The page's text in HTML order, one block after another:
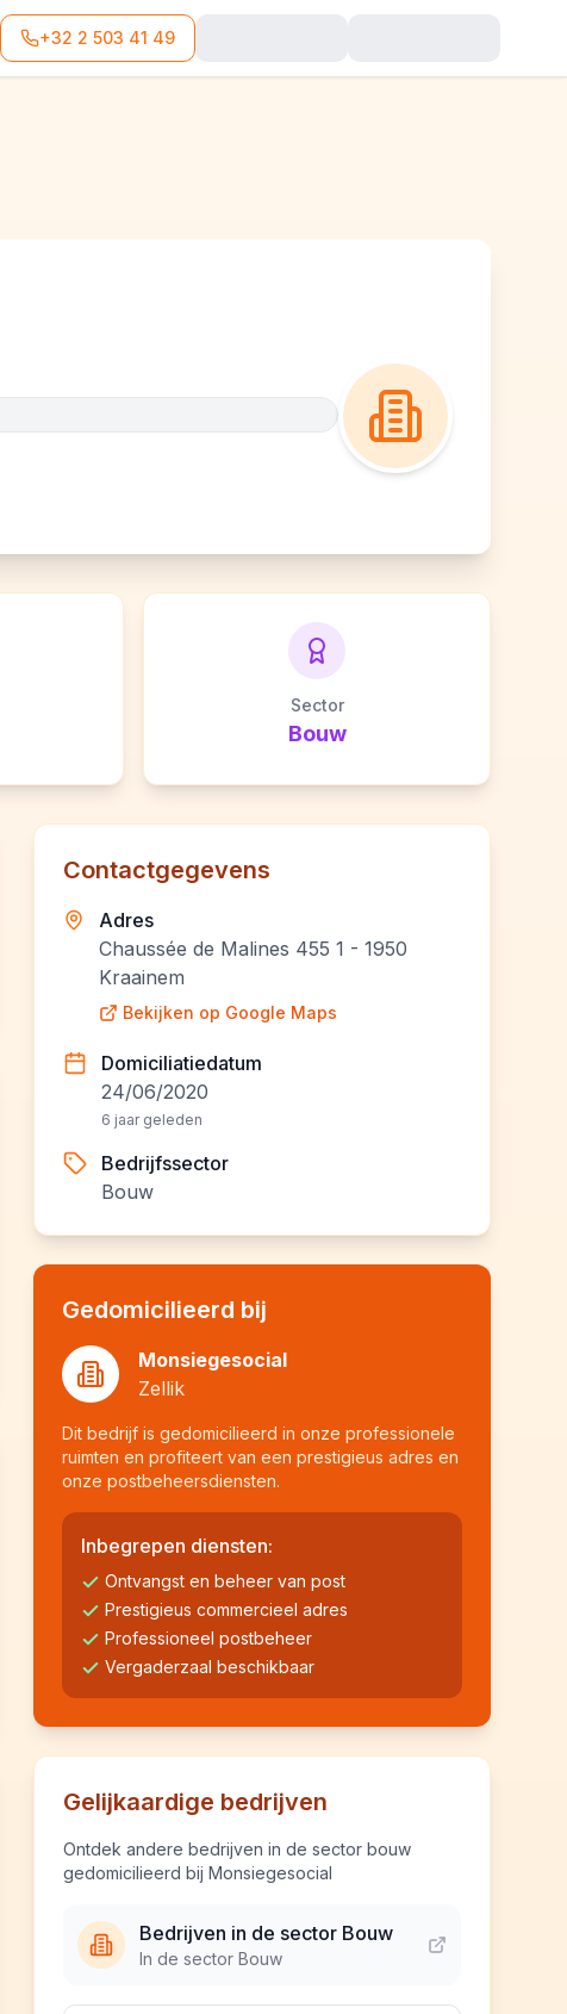
+32 2 503 41 49
Sector
Bouw
Contactgegevens
Adres
Chaussée de Malines 455 1 - 1950
Kraainem
Bekijken op Google Maps
Domiciliatiedatum
24/06/2020
6 jaar geleden
Bedrijfssector
Bouw
Gedomicilieerd bij
Monsiegesocial
Zellik
Dit bedrijf is gedomicilieerd in onze professionele
ruimten en profiteert van een prestigieus adres en
onze postbeheersdiensten.
Inbegrepen diensten:
Ontvangst en beheer van post
Prestigieus commercieel adres
Professioneel postbeheer
Vergaderzaal beschikbaar
Gelijkaardige bedrijven
Ontdek andere bedrijven in de sector bouw
gedomicilieerd bij Monsiegesocial
Bedrijven in de sector Bouw
In de sector Bouw